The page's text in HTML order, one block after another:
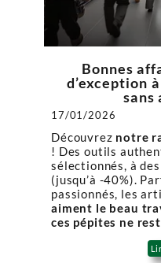
Bonnes
d’exception
sans
17/01/2026
Découvrez notre
! Des outils
sélectionnés, à des
(jusqu’à -40%).
passionnés, les
aiment le beau
ces pépites ne